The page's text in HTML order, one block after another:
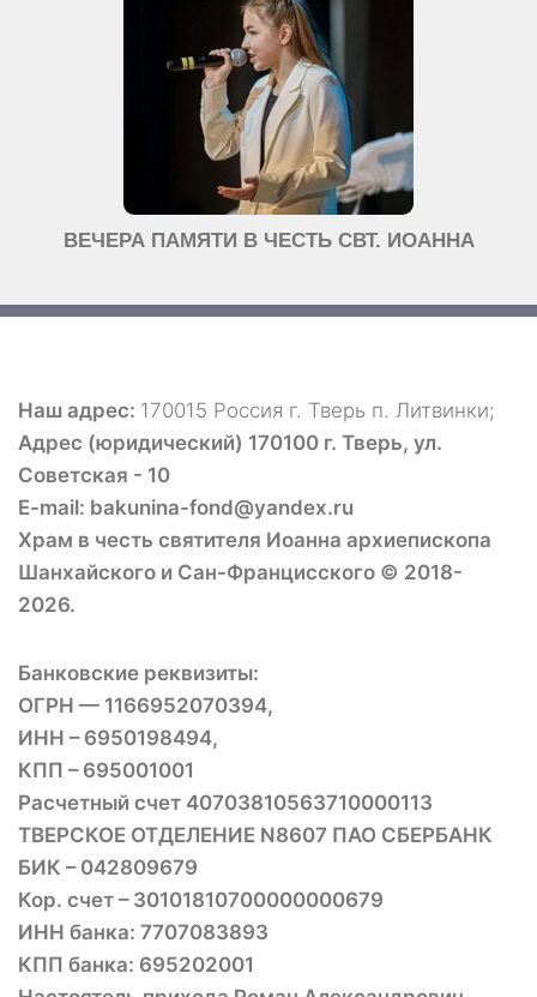
ВЕЧЕРА ПАМЯТИ В ЧЕСТЬ СВТ. ИОАННА
Наш адрес: 170015 Россия г. Тверь п. Литвинки;
Адрес (юридический) 170100 г. Тверь, ул.
Советская - 10
E-mail: bakunina-fond@yandex.ru
Храм в честь святителя Иоанна архиепископа
Шанхайского и Сан-Францисского © 2018-
2026.
Банковские реквизиты:
ОГРН — 1166952070394,
ИНН – 6950198494,
КПП – 695001001
Расчетный счет 40703810563710000113
ТВЕРСКОЕ ОТДЕЛЕНИЕ N8607 ПАО СБЕРБАНК
БИК – 042809679
Кор. счет – 30101810700000000679
ИНН банка: 7707083893
КПП банка: 695202001